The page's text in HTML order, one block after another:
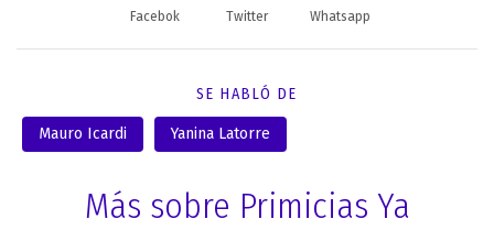
Facebok Twitter Whatsapp
SE HABLÓ DE
Mauro Icardi Yanina Latorre
Más sobre Primicias Ya